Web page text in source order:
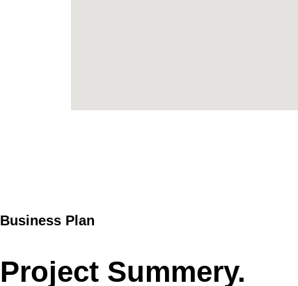
Business Plan
Project Summery.